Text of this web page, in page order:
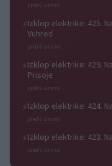
pred 6 urami
⚡Izklop elektrike: 425.
Vuhred
pred 6 urami
⚡Izklop elektrike: 429.
Prisoje
pred 6 urami
⚡Izklop elektrike: 424.
pred 6 urami
⚡Izklop elektrike: 423.
pred 6 urami